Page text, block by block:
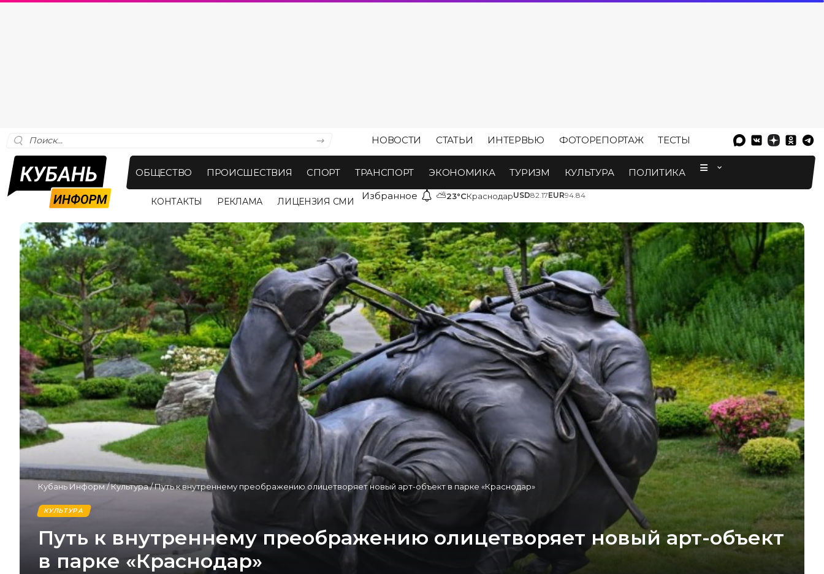
НОВОСТИ СТАТЬИ ИНТЕРВЬЮ ФОТОРЕПОРТАЖ ТЕСТЫ
ОБЩЕСТВО ПРОИСШЕСТВИЯ СПОРТ ТРАНСПОРТ ЭКОНОМИКА ТУРИЗМ КУЛЬТУРА ПОЛИТИКА
КОНТАКТЫ РЕКЛАМА ЛИЦЕНЗИЯ СМИ Избранное ⛅23°CКраснодарUSD82.17EUR94.84
Кубань Информ/Культура/Путь к внутреннему преображению олицетворяет новый арт-объект в парке «Краснодар»
КУЛЬТУРА
Путь к внутреннему преображению олицетворяет новый арт-объект
в парке «Краснодар»